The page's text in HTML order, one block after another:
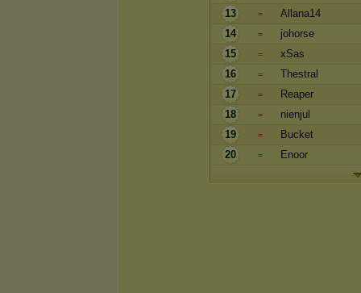
13
=
Allana14
14
=
johorse
15
=
xSas
16
=
Thestral
17
=
Reaper
18
=
nienjul
19
=
Bucket
20
= Enoor